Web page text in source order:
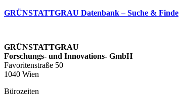
GRÜNSTATTGRAU Datenbank – Suche & Finde
GRÜNSTATTGRAU
Forschungs- und Innovations- GmbH
Favoritenstraße 50
1040 Wien
Bürozeiten